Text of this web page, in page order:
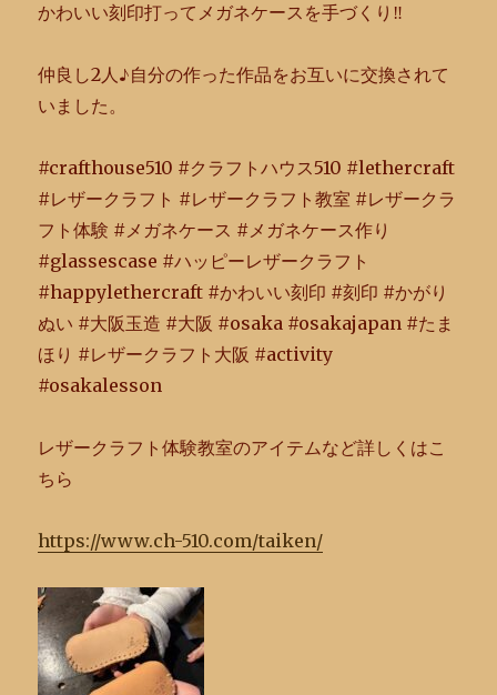
かわいい刻印打ってメガネケースを手づくり‼︎
仲良し2人♪自分の作った作品をお互いに交換されて
いました。
#crafthouse510 #クラフトハウス510 #lethercraft
#レザークラフト #レザークラフト教室 #レザークラ
フト体験 #メガネケース #メガネケース作り
#glassescase #ハッピーレザークラフト
#happylethercraft #かわいい刻印 #刻印 #かがり
ぬい #大阪玉造 #大阪 #osaka #osakajapan #たま
ほり #レザークラフト大阪 #activity
#osakalesson
レザークラフト体験教室のアイテムなど詳しくはこ
ちら
https://www.ch-510.com/taiken/